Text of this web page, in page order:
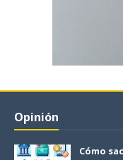
Opinión
Cómo